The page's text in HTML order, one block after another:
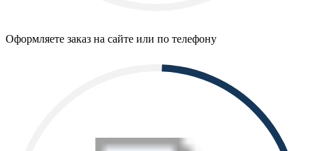
Оформляете заказ на сайте или по телефону